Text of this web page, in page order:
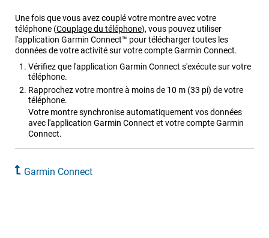
Une fois que vous avez couplé votre montre avec votre
téléphone (Couplage du téléphone), vous pouvez utiliser
l'application Garmin Connect™ pour télécharger toutes les
données de votre activité sur votre compte Garmin Connect.
Vérifiez que l'application Garmin Connect s'exécute sur votre
téléphone.
Rapprochez votre montre à moins de 10 m (33 pi) de votre
téléphone.
Votre montre synchronise automatiquement vos données
avec l'application Garmin Connect et votre compte Garmin
Connect.
Garmin Connect